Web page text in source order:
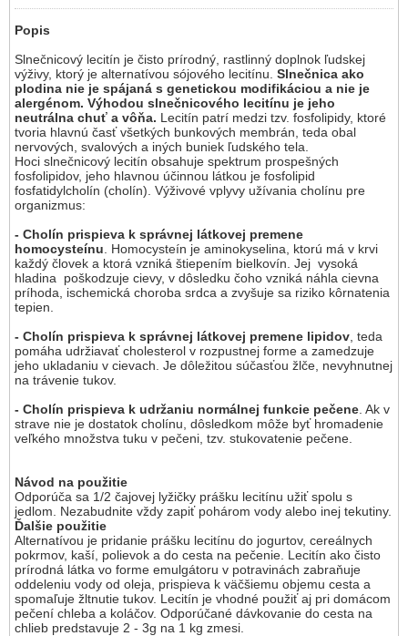
Popis
Slnečnicový lecitín je čisto prírodný, rastlinný doplnok ľudskej
výživy, ktorý je alternatívou sójového lecitínu. Slnečnica ako
plodina nie je spájaná s genetickou modifikáciou a nie je
alergénom. Výhodou slnečnicového lecitínu je jeho
neutrálna chuť a vôňa. Lecitín patrí medzi tzv. fosfolipidy, ktoré
tvoria hlavnú časť všetkých bunkových membrán, teda obal
nervových, svalových a iných buniek ľudského tela.
Hoci slnečnicový lecitín obsahuje spektrum prospešných
fosfolipidov, jeho hlavnou účinnou látkou je fosfolipid
fosfatidylcholín (cholín). Výživové vplyvy užívania cholínu pre
organizmus:
- Cholín prispieva k správnej látkovej premene
homocysteínu . Homocysteín je aminokyselina, ktorú má v krvi
každý človek a ktorá vzniká štiepením bielkovín. Jej vysoká
hladina poškodzuje cievy, v dôsledku čoho vzniká náhla cievna
príhoda, ischemická choroba srdca a zvyšuje sa riziko kôrnatenia
tepien.
- Cholín prispieva k správnej látkovej premene lipidov , teda
pomáha udržiavať cholesterol v rozpustnej forme a zamedzuje
jeho ukladaniu v cievach. Je dôležitou súčasťou žlče, nevyhnutnej
na trávenie tukov.
- Cholín prispieva k udržaniu normálnej funkcie pečene . Ak v
strave nie je dostatok cholínu, dôsledkom môže byť hromadenie
veľkého množstva tuku v pečeni, tzv. stukovatenie pečene.
Návod na použitie
Odporúča sa 1/2 čajovej lyžičky prášku lecitínu užiť spolu s
jedlom. Nezabudnite vždy zapiť pohárom vody alebo inej tekutiny.
Ďalšie použitie
Alternatívou je pridanie prášku lecitínu do jogurtov, cereálnych
pokrmov, kaší, polievok a do cesta na pečenie. Lecitín ako čisto
prírodná látka vo forme emulgátoru v potravinách zabraňuje
oddeleniu vody od oleja, prispieva k väčšiemu objemu cesta a
spomaľuje žltnutie tukov. Lecitín je vhodné použiť aj pri domácom
pečení chleba a koláčov. Odporúčané dávkovanie do cesta na
chlieb predstavuje 2 - 3g na 1 kg zmesi.